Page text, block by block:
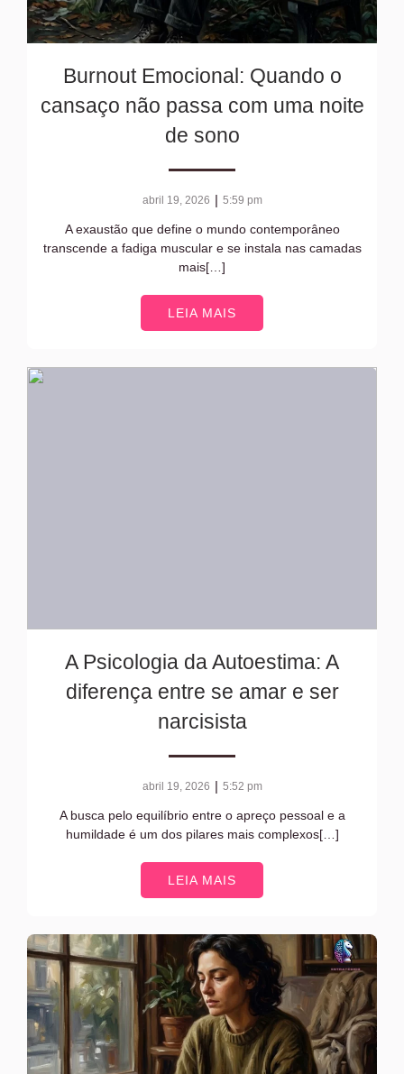
Burnout Emocional: Quando o
cansaço não passa com uma noite
de sono
abril 19, 2026 | 5:59 pm
A exaustão que define o mundo contemporâneo
transcende a fadiga muscular e se instala nas camadas
mais[…]
LEIA MAIS
A Psicologia da Autoestima: A
diferença entre se amar e ser
narcisista
abril 19, 2026 | 5:52 pm
A busca pelo equilíbrio entre o apreço pessoal e a
humildade é um dos pilares mais complexos[…]
LEIA MAIS